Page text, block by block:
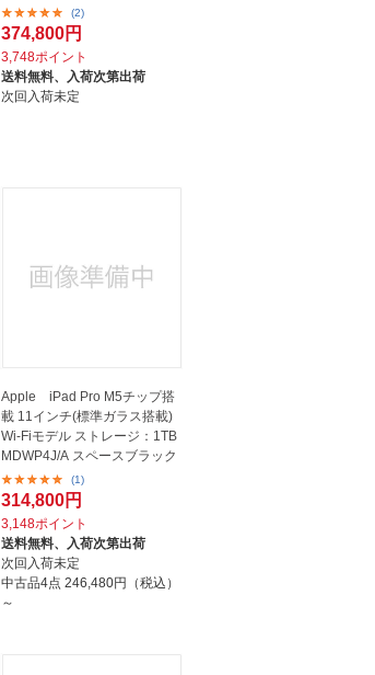
(2)
374,800円
3,748ポイント
送料無料、
入荷次第出荷
次回入荷未定
Apple iPad Pro M5チップ搭
載 11インチ(標準ガラス搭載)
Wi-Fiモデル ストレージ：1TB
MDWP4J/A スペースブラック
(1)
314,800円
3,148ポイント
送料無料、
入荷次第出荷
次回入荷未定
中古品4点 246,480円（税込）
～